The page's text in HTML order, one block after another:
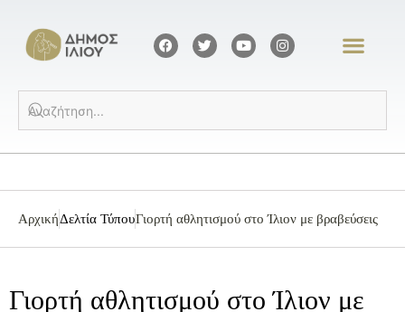
ΑρχικήΔελτία ΤύπουΓιορτή αθλητισμού στο Ίλιον με βραβεύσεις
Γιορτή αθλητισμού στο Ίλιον με